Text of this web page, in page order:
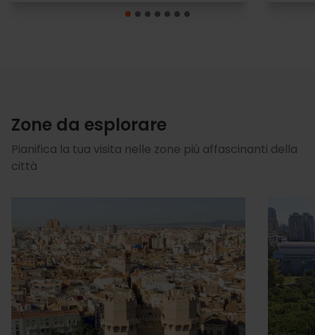
Zone da esplorare
Pianifica la tua visita nelle zone più affascinanti della
città